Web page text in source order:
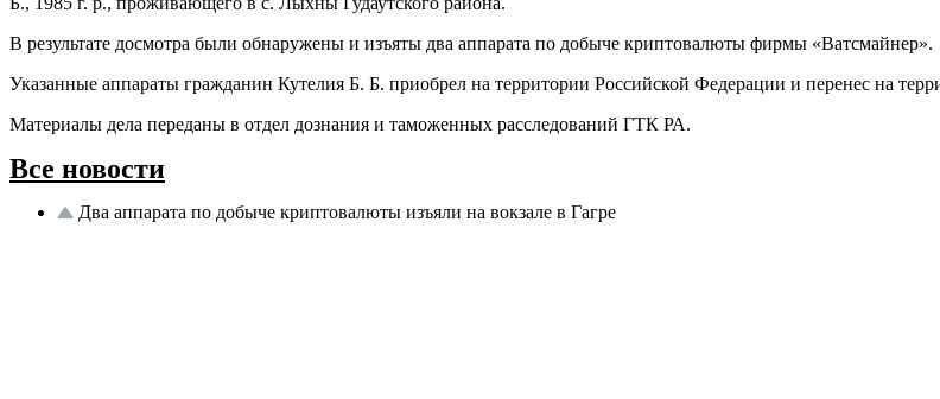
В результате досмотра были обнаружены и изъяты два аппарата по добыче криптовалюты фирмы «Ватсмайнер».
Указанные аппараты гражданин Кутелия Б. Б. приобрел на территории Российской Федерации и перенес на
Материалы дела переданы в отдел дознания и таможенных расследований ГТК РА.
Все новости
Два аппарата по добыче криптовалюты изъяли на вокзале в Гагре